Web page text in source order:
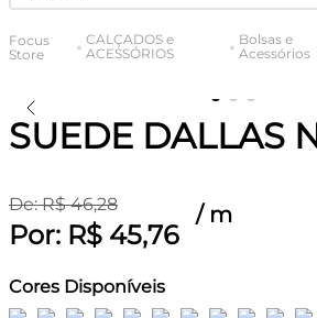
CALÇADOS e
ACESSÓRIOS
Bolsas e
Acessórios
SUEDE DALLAS
De:R$ 46,28
Por: R$ 45,76
/ m
Cores Disponíveis